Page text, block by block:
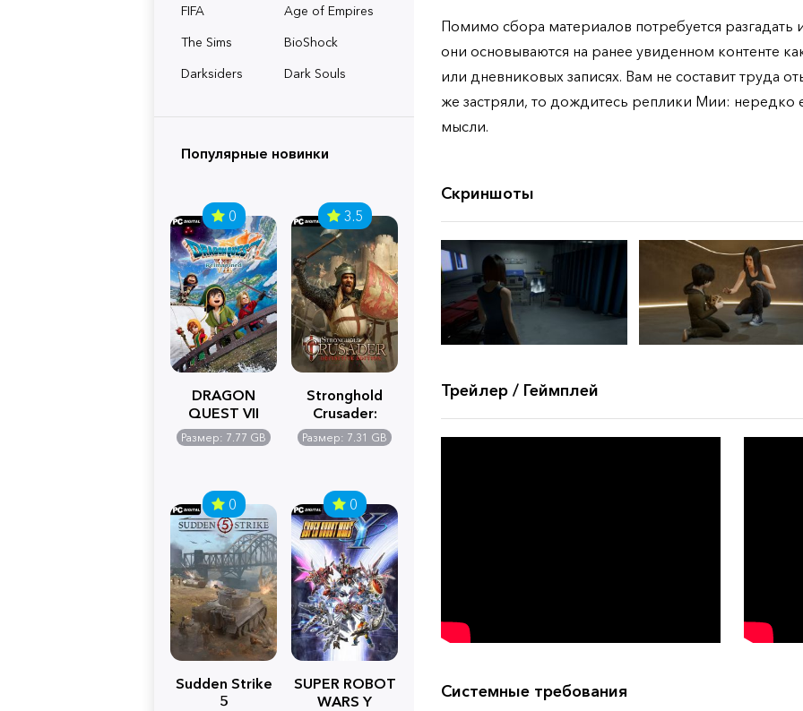
FIFA
Age of Empires
The Sims
BioShock
Darksiders
Dark Souls
Популярные новинки
0
DRAGON
QUEST VII
Reimagined
Размер: 7.77 GB
3.5
Stronghold
Crusader:
Definitive
Edition
Размер: 7.31 GB
0
Sudden Strike
5
0
SUPER ROBOT
WARS Y
Помимо сбора материалов потребуется разгадать
они основываются на ранее увиденном контенте
или дневниковых записях. Вам не составит труда
же застряли, то дождитесь реплики Мии: нередко
мысли.
Скриншоты
Трейлер / Геймплей
Системные требования